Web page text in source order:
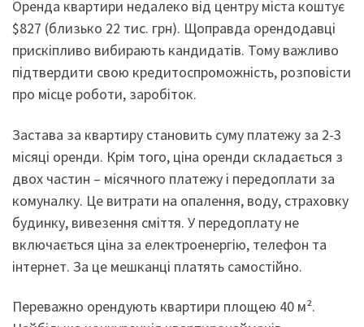
Оренда квартири недалеко від центру міста коштує
$827 (близько 22 тис. грн). Щоправда орендодавці
прискіпливо вибирають кандидатів. Тому важливо
підтвердити свою кредитоспроможність, розповісти
про місце роботи, заробіток.
Застава за квартиру становить суму платежу за 2-3
місяці оренди. Крім того, ціна оренди складається з
двох частин – місячного платежу і передоплати за
комуналку. Це витрати на опалення, воду, страховку
будинку, вивезення сміття. У передоплату не
включається ціна за електроенергію, телефон та
інтернет. За це мешканці платять самостійно.
Переважно орендують квартири площею 40 м².